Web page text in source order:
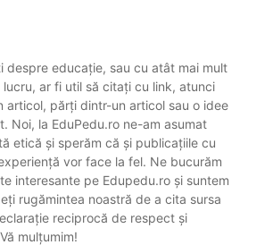
despre educație, sau cu atât mai mult
ar fi util să citați cu link, atunci
articol, părți dintr-un articol sau o idee
Noi, la EduPedu.ro ne-am asumat
etică și sperăm că și publicațiile cu
vor face la fel. Ne bucurăm
interesante pe Edupedu.ro și suntem
rugămintea noastră de a cita sursa
reciprocă de respect și
mulțumim!